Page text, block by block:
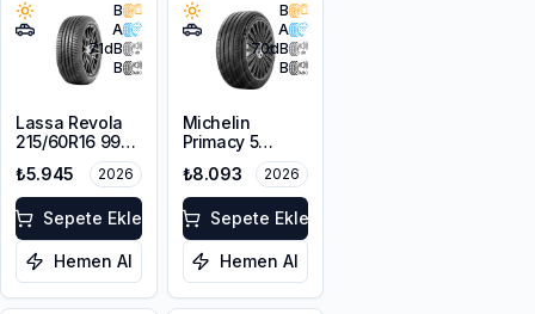
B
A
71dB
B
Lassa Revola
215/60R16 99V
₺5.945 2026
Sepete Ekle
Hemen Al
B
A
70dB
B
Michelin
Primacy 5
225/55R18 98V
₺8.093 2026
Sepete Ekle
Hemen Al